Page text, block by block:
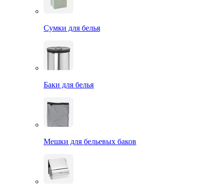
Сумки для белья
Баки для белья
Мешки для бельевых баков